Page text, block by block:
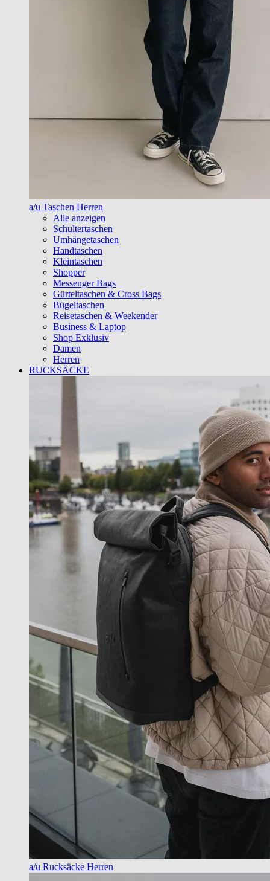
a/u Taschen Herren
Alle anzeigen
Schultertaschen
Umhängetaschen
Handtaschen
Kleintaschen
Shopper
Messenger Bags
Gürteltaschen & Cross Bags
Bügeltaschen
Reisetaschen & Weekender
Business & Laptop
Shop Exklusiv
Damen
Herren
RUCKSÄCKE
a/u Rucksäcke Herren